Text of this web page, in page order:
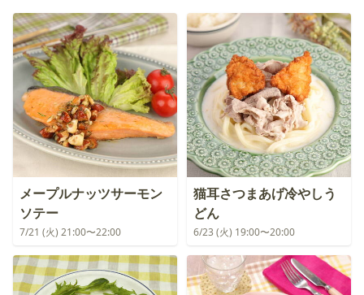
メープルナッツサーモン
ソテー
7/21 (火) 21:00〜22:00
猫耳さつまあげ冷やしう
どん
6/23 (火) 19:00〜20:00